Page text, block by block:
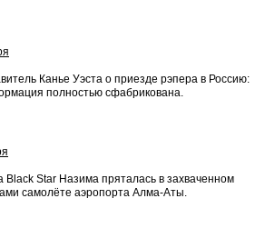
Канье Уэста о приезде рэпера в Россию:
полностью сфабрикована.
Black Star Назима пряталась в захваченном
самолёте аэропорта Алма-Аты.